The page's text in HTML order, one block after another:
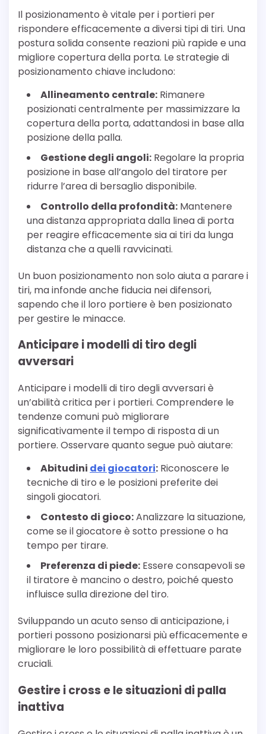
Il posizionamento è vitale per i portieri per
rispondere efficacemente a diversi tipi di tiri. Una
postura solida consente reazioni più rapide e una
migliore copertura della porta. Le strategie di
posizionamento chiave includono:
Allineamento centrale: Rimanere
posizionati centralmente per massimizzare la
copertura della porta, adattandosi in base alla
posizione della palla.
Gestione degli angoli: Regolare la propria
posizione in base all’angolo del tiratore per
ridurre l’area di bersaglio disponibile.
Controllo della profondità: Mantenere
una distanza appropriata dalla linea di porta
per reagire efficacemente sia ai tiri da lunga
distanza che a quelli ravvicinati.
Un buon posizionamento non solo aiuta a parare i
tiri, ma infonde anche fiducia nei difensori,
sapendo che il loro portiere è ben posizionato
per gestire le minacce.
Anticipare i modelli di tiro degli
avversari
Anticipare i modelli di tiro degli avversari è
un’abilità critica per i portieri. Comprendere le
tendenze comuni può migliorare
significativamente il tempo di risposta di un
portiere. Osservare quanto segue può aiutare:
Abitudini dei giocatori: Riconoscere le
tecniche di tiro e le posizioni preferite dei
singoli giocatori.
Contesto di gioco:Analizzare la situazione,
come se il giocatore è sotto pressione o ha
tempo per tirare.
Preferenza di piede: Essere consapevoli se
il tiratore è mancino o destro, poiché questo
influisce sulla direzione del tiro.
Sviluppando un acuto senso di anticipazione, i
portieri possono posizionarsi più efficacemente e
migliorare le loro possibilità di effettuare parate
cruciali.
Gestire i cross e le situazioni di palla
inattiva